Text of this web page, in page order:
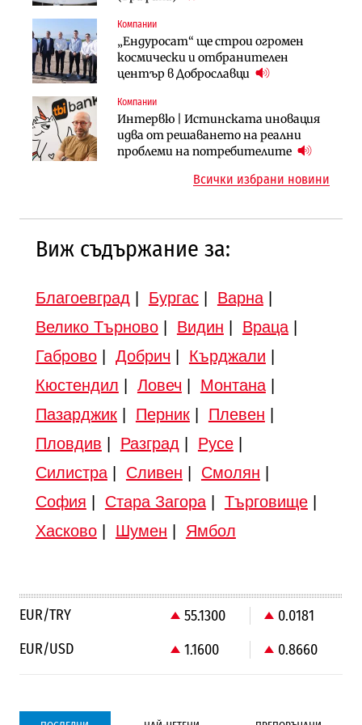
Компании
„Ендуросат“ ще строи огромен
космически и отбранителен
център в Доброславци
Компании
Интервю | Истинската иновация
идва от решаването на реални
проблеми на потребителите
Компании
„Хювефарма“ подписа договор за
придобиване на Euroapi Italy
Инфраструктура
АПИ възложи промяната на
парцеларния план за
Публични финанси
След 20 години застой: Данъчните
оценки на имотите може да бъдат
Инфраструктура
Вторият мост над Варненското
езеро става част от бъдещата
Всички избрани новини
Виж съдържание за:
Благоевград Бургас| Варна|
Велико Търново| Видин Враца|
Габрово| Добрич Кърджали
Кюстендил
Ловеч Монтана|
Пазарджик| Перник| Плевен
Пловдив
Разград Русе|
Силистра| Сливен Смолян
София
Стара Загора| Търговище|
Хасково| Шумен Ямбол
EUR/TRY 55.1300
0.0181
EUR/USD
1.1600 0.8660